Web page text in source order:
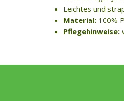
Leichtes und
Material: 100%
Pflegehinweise: